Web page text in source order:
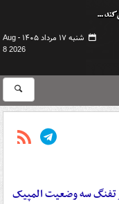
شنبه ۱۷ مرداد ۱۴۰۵ -
Aug
8 2026
تفنگ سه وضعیت المپیک